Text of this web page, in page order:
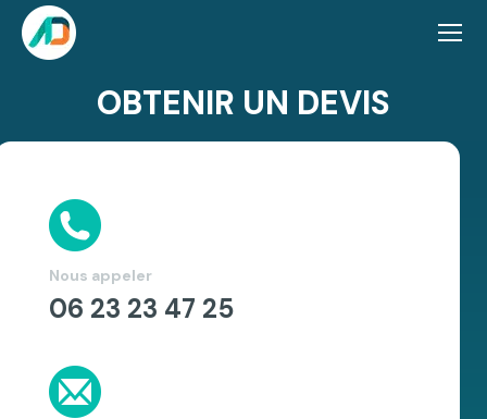
OBTENIR UN DEVIS
Vous êtes ici :
Nous appeler
06 23 23 47 25